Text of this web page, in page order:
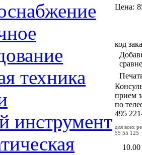
техника
инструмент
Цена:
код
прием
по
495
для всех
55 55 125